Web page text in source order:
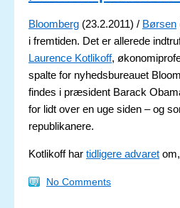
Bloomberg (23.2.2011) / Børsen
i fremtiden. Det er allerede
Laurence Kotlikoff,
spalte for nyhedsbureauet
findes i præsident Barack
for lidt over en uge siden – og
republikanere.
Kotlikoff har tidligere advaret
No Comments